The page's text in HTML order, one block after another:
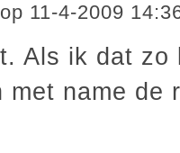
11-4-2009
Als ik dat
met name de